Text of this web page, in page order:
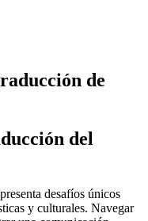
de
del
presenta desafíos únicos
y culturales. Navegar